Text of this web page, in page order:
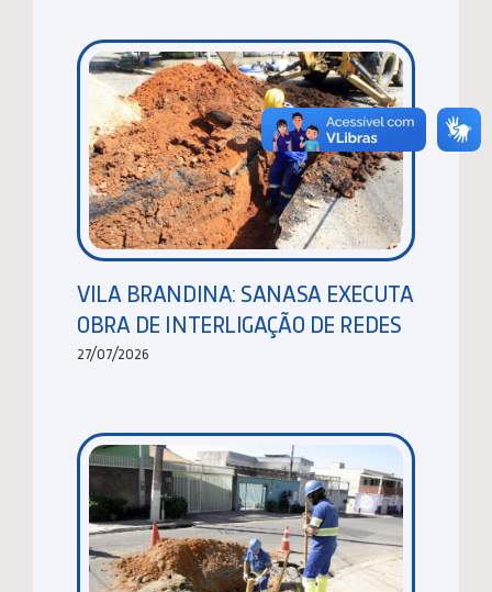
VILA BRANDINA: SANASA EXECUTA
OBRA DE INTERLIGAÇÃO DE REDES
27/07/2026